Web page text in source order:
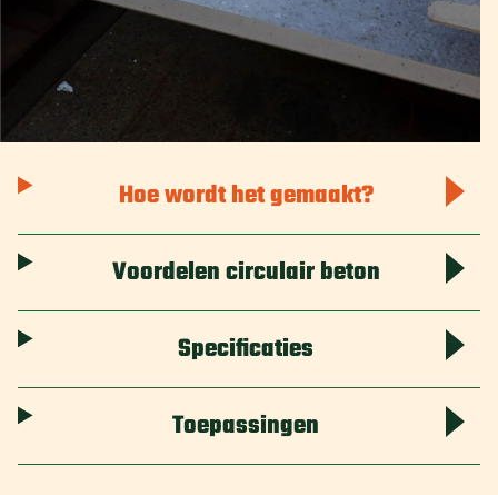
Hoe wordt het gemaakt?
Voordelen circulair beton
Specificaties
Toepassingen